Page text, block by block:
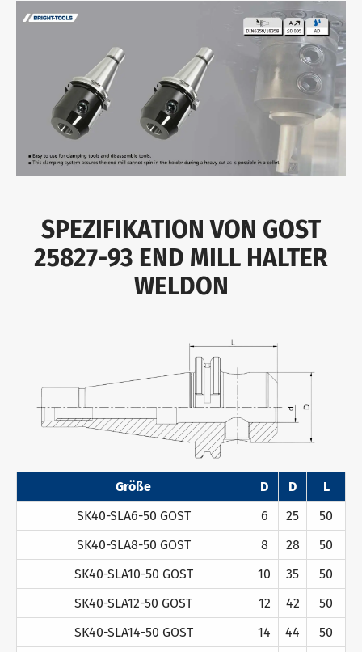
SPEZIFIKATION VON GOST
25827-93 END MILL HALTER
WELDON
Größe D D
L
SK40-SLA6-50 GOST
6 25
50
SK40-SLA8-50 GOST
8 28
50
SK40-SLA10-50 GOST
10 35
50
SK40-SLA12-50 GOST
12 42
50
SK40-SLA14-50 GOST
14 44
50